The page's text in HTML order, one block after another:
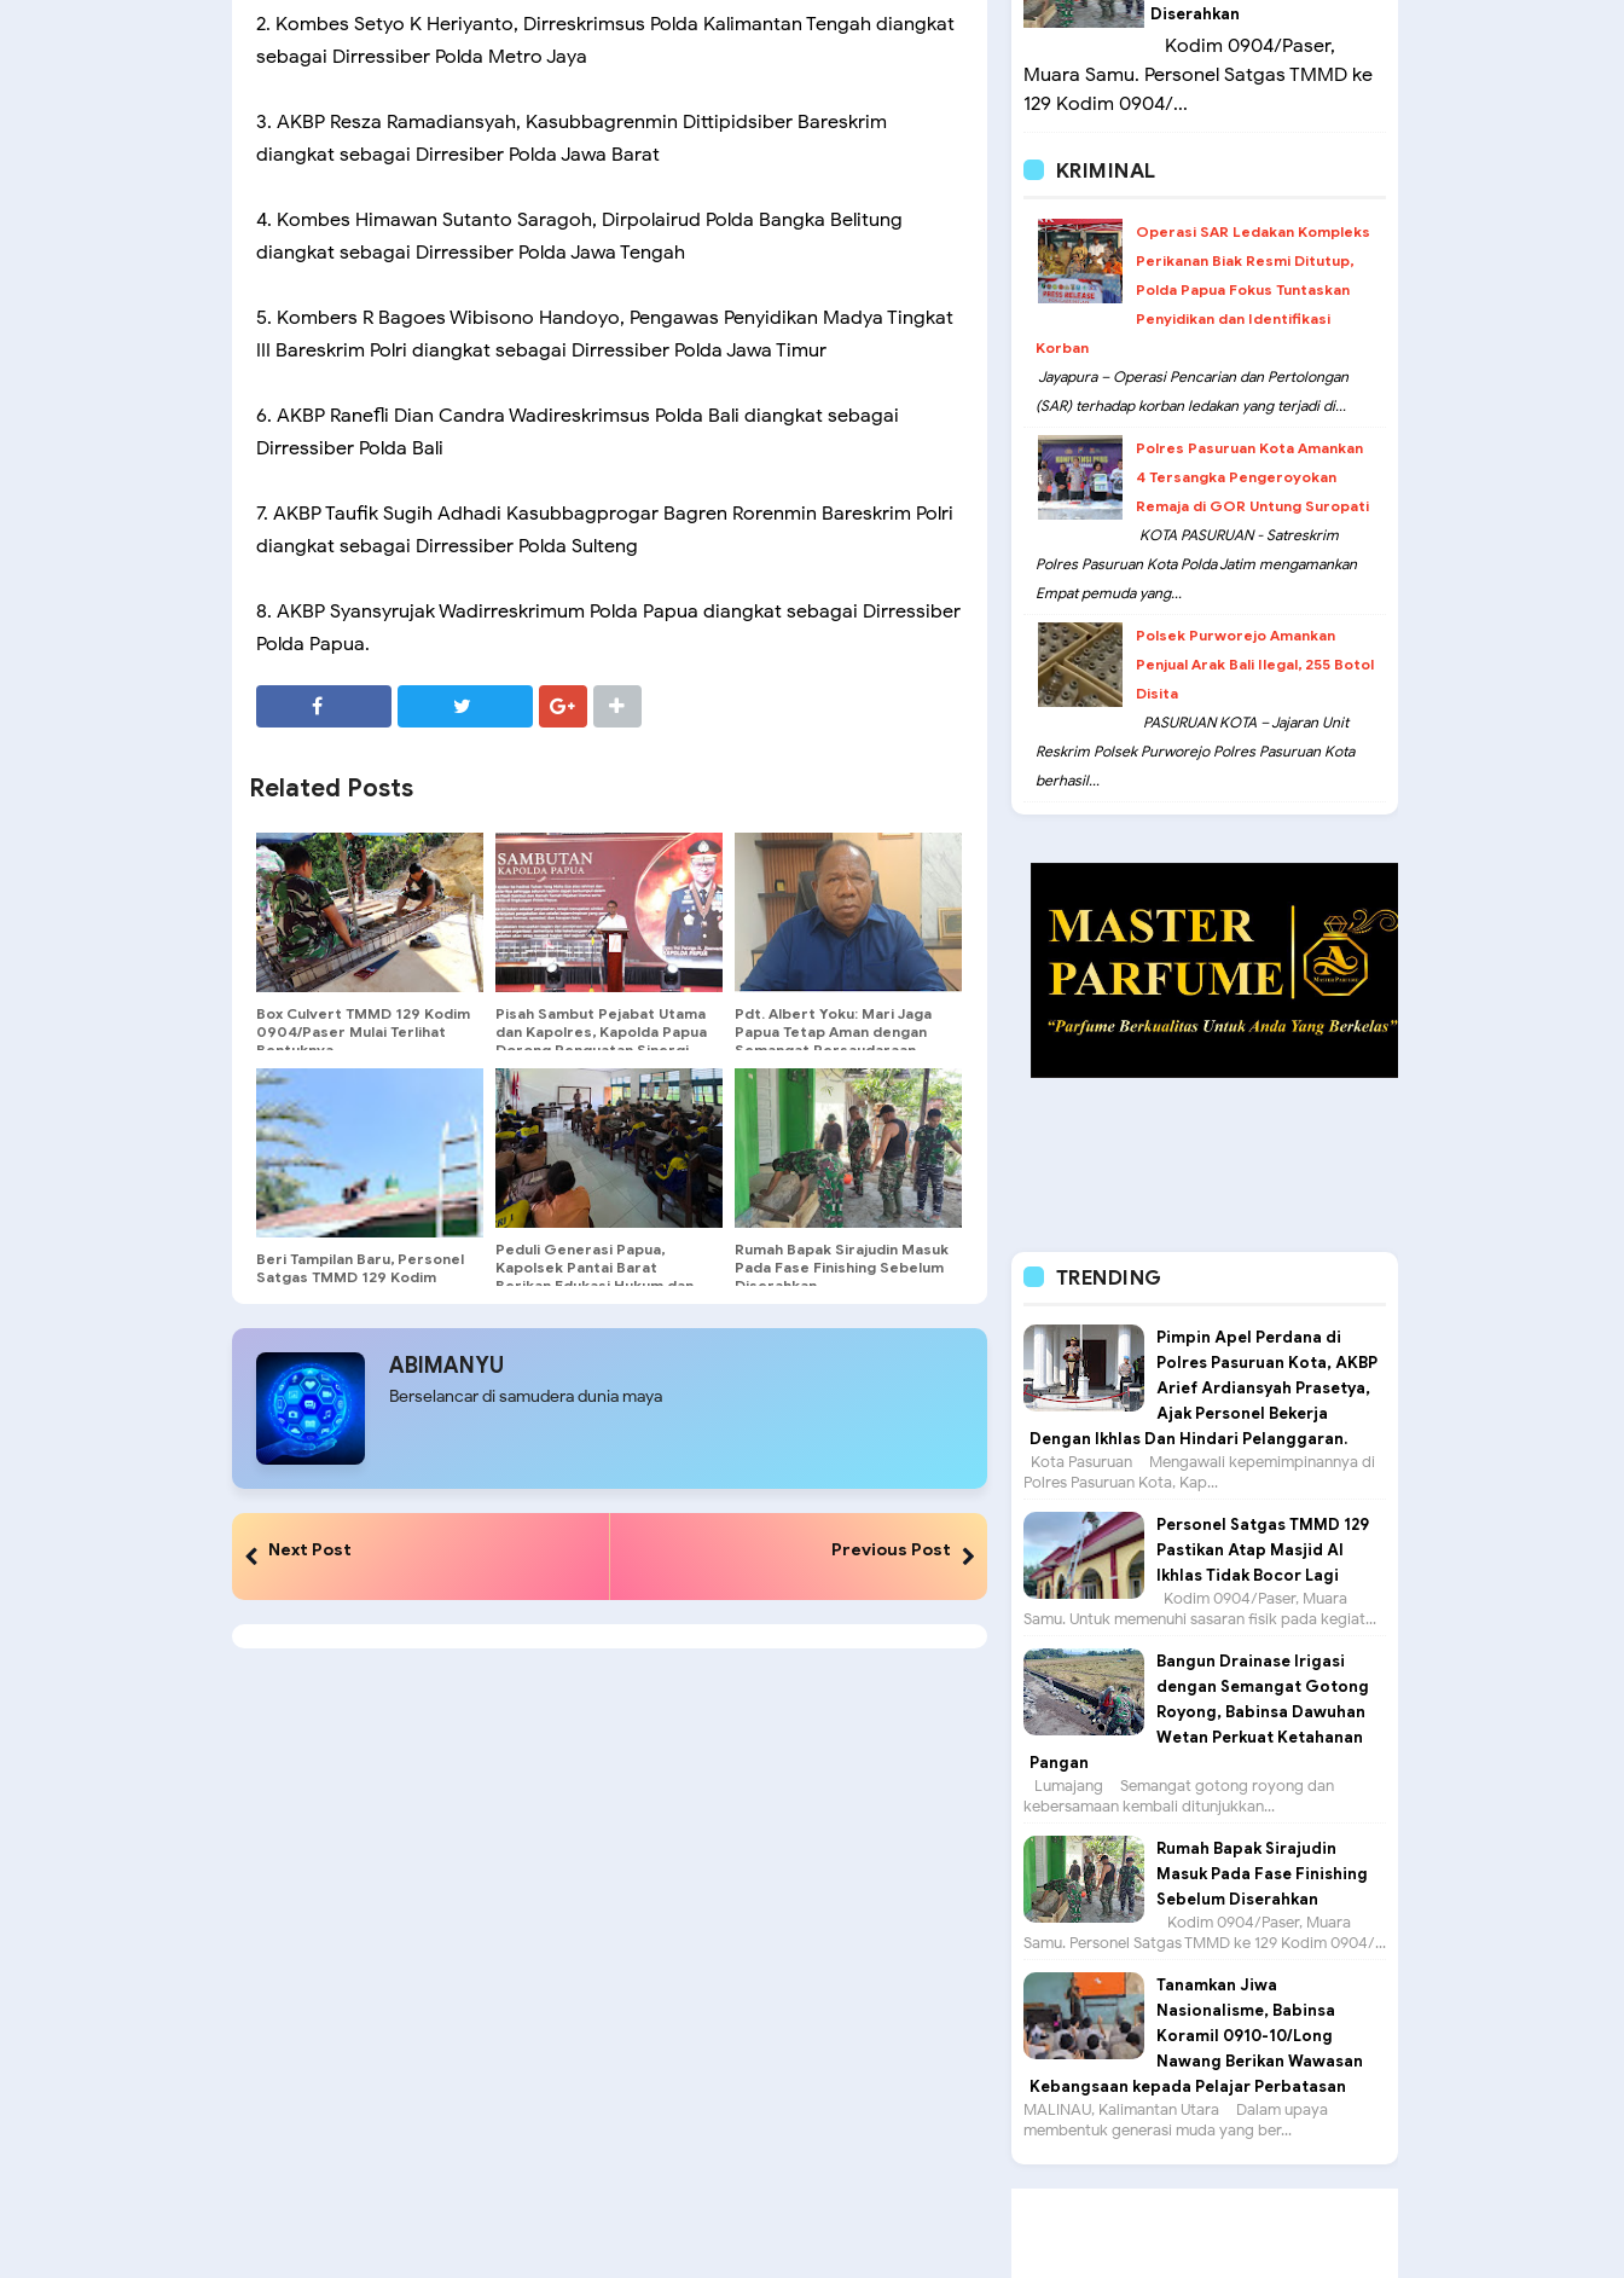
2. Kombes Setyo K Heriyanto, Dirreskrimsus Polda Kalimantan Tengah diangkat
sebagai Dirressiber Polda Metro Jaya
3. AKBP Resza Ramadiansyah, Kasubbagrenmin Dittipidsiber Bareskrim
diangkat sebagai Dirresiber Polda Jawa Barat
4. Kombes Himawan Sutanto Saragoh, Dirpolairud Polda Bangka Belitung
diangkat sebagai Dirressiber Polda Jawa Tengah
5. Kombers R Bagoes Wibisono Handoyo, Pengawas Penyidikan Madya Tingkat
III Bareskrim Polri diangkat sebagai Dirressiber Polda Jawa Timur
6. AKBP Ranefli Dian Candra Wadireskrimsus Polda Bali diangkat sebagai
Dirressiber Polda Bali
7. AKBP Taufik Sugih Adhadi Kasubbagprogar Bagren Rorenmin Bareskrim Polri
diangkat sebagai Dirressiber Polda Sulteng
8. AKBP Syansyrujak Wadirreskrimum Polda Papua diangkat sebagai Dirressiber
Polda Papua.
Related Posts
Box Culvert TMMD 129 Kodim
0904/Paser Mulai Terlihat
Bentuknya
Pisah Sambut Pejabat Utama
dan Kapolres, Kapolda Papua
Dorong Penguatan Sinergi
dan Pelayanan Masyarakat
Pdt. Albert Yoku: Mari Jaga
Papua Tetap Aman dengan
Semangat Persaudaraan
Beri Tampilan Baru, Personel
Satgas TMMD 129 Kodim
Peduli Generasi Papua,
Kapolsek Pantai Barat
Berikan Edukasi Hukum dan
Rumah Bapak Sirajudin Masuk
Pada Fase Finishing Sebelum
Diserahkan
ABIMANYU
Berselancar di samudera dunia maya
Next Post Previous Post
Diserahkan
Kodim 0904/Paser,
Muara Samu. Personel Satgas TMMD ke
129 Kodim 0904/...
KRIMINAL
Operasi SAR Ledakan Kompleks
Perikanan Biak Resmi Ditutup,
Polda Papua Fokus Tuntaskan
Penyidikan dan Identifikasi
Korban
Jayapura – Operasi Pencarian dan Pertolongan
(SAR) terhadap korban ledakan yang terjadi di...
Polres Pasuruan Kota Amankan
4 Tersangka Pengeroyokan
Remaja di GOR Untung Suropati
KOTA PASURUAN - Satreskrim
Polres Pasuruan Kota Polda Jatim mengamankan
Empat pemuda yang...
Polsek Purworejo Amankan
Penjual Arak Bali Ilegal, 255 Botol
Disita
PASURUAN KOTA – Jajaran Unit
Reskrim Polsek Purworejo Polres Pasuruan Kota
berhasil...
TRENDING
Pimpin Apel Perdana di
Polres Pasuruan Kota, AKBP
Arief Ardiansyah Prasetya,
Ajak Personel Bekerja
Dengan Ikhlas Dan Hindari Pelanggaran.
Kota Pasuruan – Mengawali kepemimpinannya di
Polres Pasuruan Kota, Kap...
Personel Satgas TMMD 129
Pastikan Atap Masjid Al
Ikhlas Tidak Bocor Lagi
Kodim 0904/Paser, Muara
Samu. Untuk memenuhi sasaran fisik pada kegiat...
Bangun Drainase Irigasi
dengan Semangat Gotong
Royong, Babinsa Dawuhan
Wetan Perkuat Ketahanan
Pangan
Lumajang – Semangat gotong royong dan
kebersamaan kembali ditunjukkan...
Rumah Bapak Sirajudin
Masuk Pada Fase Finishing
Sebelum Diserahkan
Kodim 0904/Paser, Muara
Samu. Personel Satgas TMMD ke 129 Kodim 0904/...
Tanamkan Jiwa
Nasionalisme, Babinsa
Koramil 0910-10/Long
Nawang Berikan Wawasan
Kebangsaan kepada Pelajar Perbatasan
MALINAU, Kalimantan Utara – Dalam upaya
membentuk generasi muda yang ber...